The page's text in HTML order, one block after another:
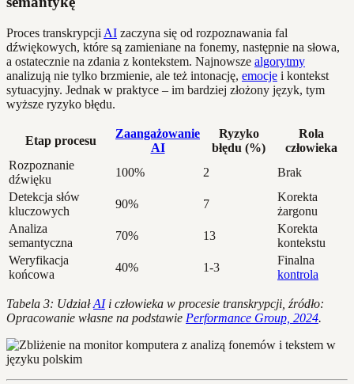
Proces transkrypcji AI zaczyna się od rozpoznawania fal
dźwiękowych, które są zamieniane na fonemy, następnie na słowa,
a ostatecznie na zdania z kontekstem. Najnowsze algorytmy
analizują nie tylko brzmienie, ale też intonację, emocje i kontekst
sytuacyjny. Jednak w praktyce – im bardziej złożony język, tym
wyższe ryzyko błędu.
Etap procesu
Zaangażowanie
AI
Ryzyko
błędu (%)
Rola
człowieka
Rozpoznanie
dźwięku
100% 2
Brak
Detekcja słów
kluczowych
90% 7
Korekta
żargonu
Analiza
semantyczna
70% 13
Korekta
kontekstu
Weryfikacja
końcowa
40% 1-3
Finalna
kontrola
Tabela 3: UdziałAIi człowieka w procesie transkrypcji, źródło:
Opracowanie własne na podstawie Performance Group, 2024.